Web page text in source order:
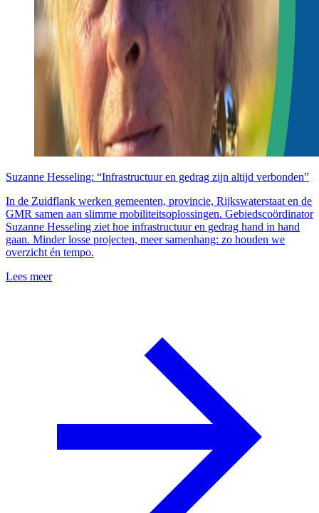
Suzanne Hesseling: “Infrastructuur en gedrag zijn altijd verbonden”
In de Zuidflank werken gemeenten, provincie, Rijkswaterstaat en de
GMR samen aan slimme mobiliteitsoplossingen. Gebiedscoördinator
Suzanne Hesseling ziet hoe infrastructuur en gedrag hand in hand
gaan. Minder losse projecten, meer samenhang: zo houden we
overzicht én tempo.
Lees meer